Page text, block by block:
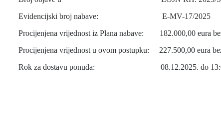
Evidencijski broj nabave: E-MV-17/2025
Procijenjena vrijednost iz Plana nabave: 182.000,00 eura
Procijenjena vrijednost u ovom postupku: 227.500,00 eura
Rok za dostavu ponuda: 08.12.2025. do